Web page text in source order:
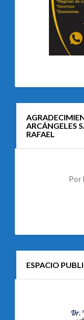
ARCÁNGELES
RAFAEL
Por
ESPACIO